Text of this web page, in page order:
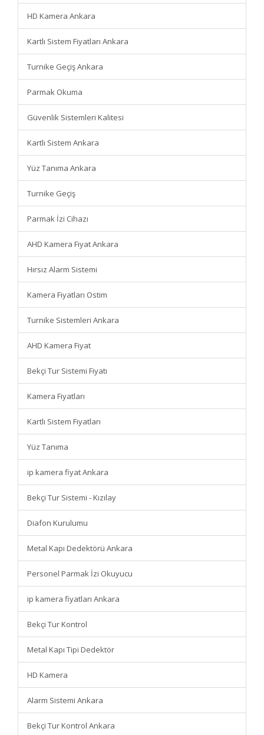
HD Kamera Ankara
Kartlı Sistem Fiyatları Ankara
Turnike Geçiş Ankara
Parmak Okuma
Güvenlik Sistemleri Kalitesi
Kartlı Sistem Ankara
Yüz Tanıma Ankara
Turnike Geçiş
Parmak İzi Cihazı
AHD Kamera Fiyat Ankara
Hırsız Alarm Sistemi
Kamera Fiyatları Ostim
Turnike Sistemleri Ankara
AHD Kamera Fiyat
Bekçi Tur Sistemi Fiyatı
Kamera Fiyatları
Kartlı Sistem Fiyatları
Yüz Tanıma
ip kamera fiyat Ankara
Bekçi Tur Sistemi - Kızılay
Diafon Kurulumu
Metal Kapı Dedektörü Ankara
Personel Parmak İzi Okuyucu
ip kamera fiyatları Ankara
Bekçi Tur Kontrol
Metal Kapı Tipi Dedektör
HD Kamera
Alarm Sistemi Ankara
Bekçi Tur Kontrol Ankara